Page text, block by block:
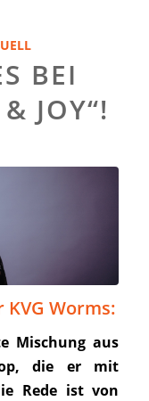
BEI
JOY“!
Worms:
Mischung aus
die er mit
Rede ist von